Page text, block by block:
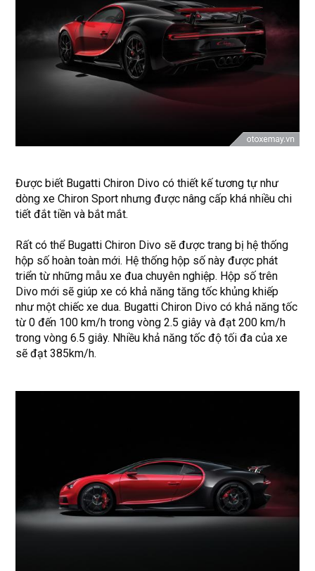
Được biết Bugatti Chiron Divo có thiết kế tương tự như
dòng xe Chiron Sport nhưng được nâng cấp khá nhiều chi
tiết đắt tiền và bắt mắt.
Rất có thể Bugatti Chiron Divo sẽ được trang bị hệ thống
hộp số hoàn toàn mới. Hệ thống hộp số này được phát
triển từ những mẫu xe đua chuyên nghiệp. Hộp số trên
Divo mới sẽ giúp xe có khả năng tăng tốc khủng khiếp
như một chiếc xe dua. Bugatti Chiron Divo có khả năng tốc
từ 0 đến 100 km/h trong vòng 2.5 giây và đạt 200 km/h
trong vòng 6.5 giây. Nhiều khả năng tốc độ tối đa của xe
sẽ đạt 385km/h.